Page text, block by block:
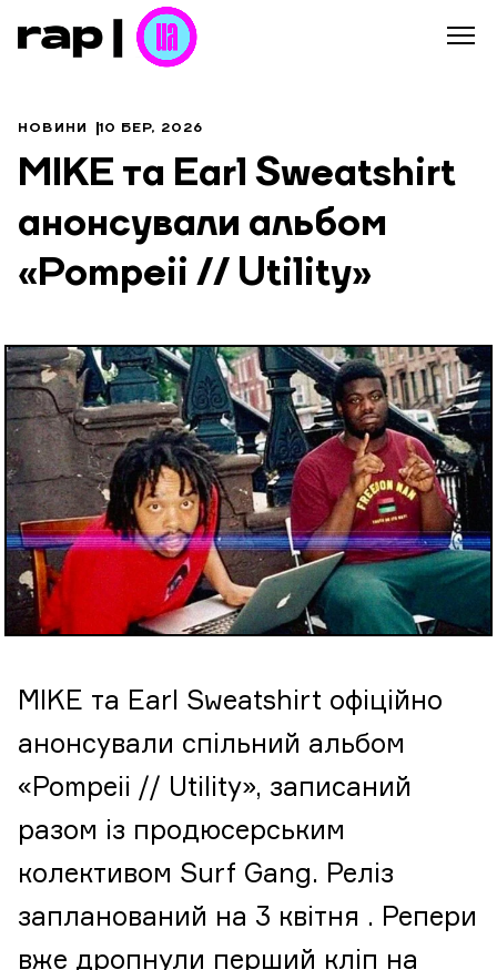
НОВИНИ 10 БЕР, 2026
MIKE та Earl Sweatshirt
анонсували альбом
«Pompeii // Utility»
MIKE та Earl Sweatshirt офіційно
анонсували спільний альбом
«Pompeii // Utility», записаний
разом із продюсерським
колективом Surf Gang. Реліз
запланований на 3 квітня . Репери
вже дропнули перший кліп на